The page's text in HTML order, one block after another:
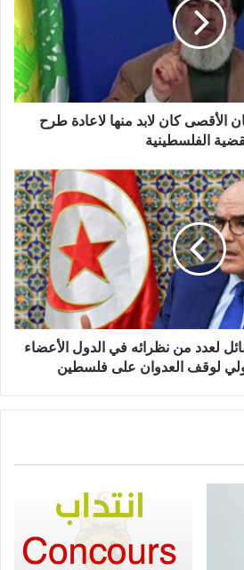
الأقصى كان لابد منها لاعادة طرح
الفلسطينية
لعدد من نظرائه في الدول الأعضاء
لوقف العدوان على فلسطين